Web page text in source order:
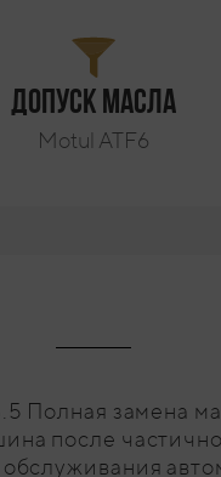
Допуск масла
Motul ATF6
Полная замена
после
обслуживания